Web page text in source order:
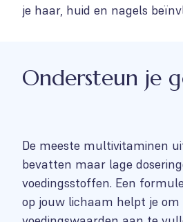
je haar, huid en nagels
Ondersteun je
De meeste multivitaminen
bevatten maar lage
voedingsstoffen. Een
op jouw lichaam helpt je om